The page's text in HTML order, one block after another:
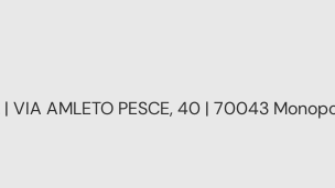
| VIA AMLETO PESCE, 40 | 70043